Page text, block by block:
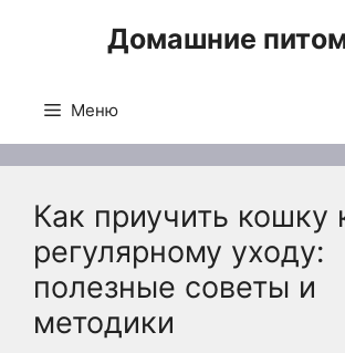
Домашние
Меню
Как приучить кошку
регулярному уходу:
полезные советы и
методики